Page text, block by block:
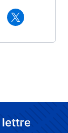
lettre